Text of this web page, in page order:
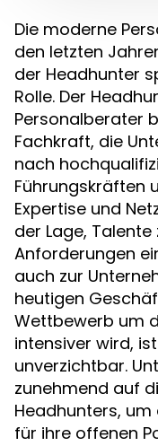
Die moderne
den letzten
der Headhunter
Rolle. Der
Personalberater
Fachkraft, die
nach
Führungskräften
Expertise und
der Lage,
Anforderungen
auch zur
heutigen
Wettbewerb um
intensiver wird,
unverzichtbar.
zunehmend auf
Headhunters,
für ihre offenen